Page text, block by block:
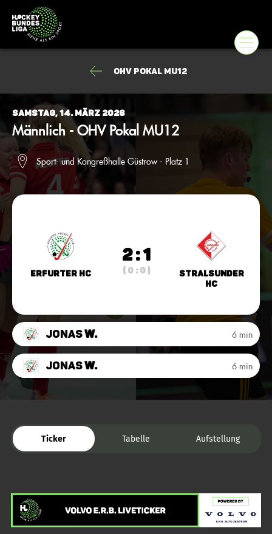
OHV Pokal MU12
Samstag, 14. März 2026
Männlich - OHV Pokal MU12
Sport- und Kongreßhalle Güstrow - Platz 1
Erfurter HC
2 : 1
( 0 : 0 )
Stralsunder
HC
JonasW. 6 min
JonasW. 6 min
Ticker Tabelle Aufstellung